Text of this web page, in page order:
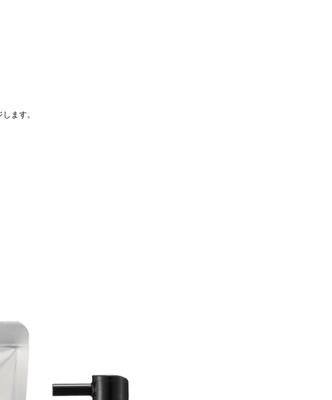
ます。